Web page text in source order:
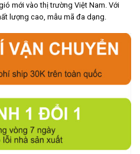
mới vào thị trường Việt Nam. Với
lượng cao, mẫu mã đa dạng.